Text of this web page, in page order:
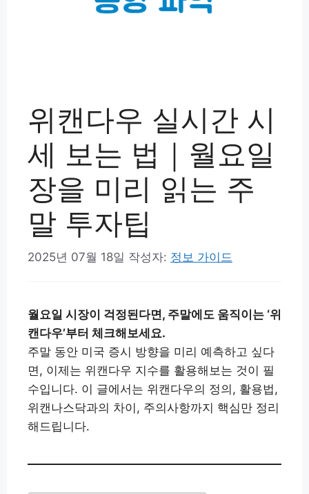
위캔다우 실시간 시
세 보는 법｜월요일
장을 미리 읽는 주
말 투자팁
2025년 07월 18일 작성자: 정보 가이드
월요일 시장이 걱정된다면, 주말에도 움직이는 ‘위
캔다우’부터 체크해보세요.
주말 동안 미국 증시 방향을 미리 예측하고 싶다
면, 이제는 위캔다우 지수를 활용해보는 것이 필
수입니다. 이 글에서는 위캔다우의 정의, 활용법,
위캔나스닥과의 차이, 주의사항까지 핵심만 정리
해드립니다.